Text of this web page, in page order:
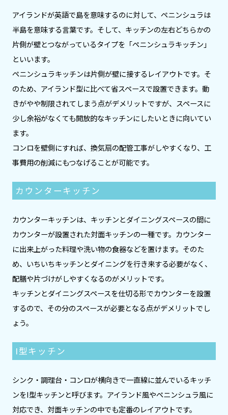
アイランドが英語で島を意味するのに対して、ペニンシュラは
半島を意味する言葉です。そして、キッチンの左右どちらかの
片側が壁とつながっているタイプを「ペニンシュラキッチン」
といいます。
ペニンシュラキッチンは片側が壁に接するレイアウトです。そ
のため、アイランド型に比べて省スペースで設置できます。動
きがやや制限されてしまう点がデメリットですが、スペースに
少し余裕がなくても開放的なキッチンにしたいときに向いてい
ます。
コンロを壁側にすれば、換気扇の配管工事がしやすくなり、工
事費用の削減にもつなげることが可能です。
カウンターキッチン
カウンターキッチンは、キッチンとダイニングスペースの間に
カウンターが設置された対面キッチンの一種です。カウンター
に出来上がった料理や洗い物の食器などを置けます。そのた
め、いちいちキッチンとダイニングを行き来する必要がなく、
配膳や片づけがしやすくなるのがメリットです。
キッチンとダイニングスペースを仕切る形でカウンターを設置
するので、その分のスペースが必要となる点がデメリットでし
ょう。
I型キッチン
シンク・調理台・コンロが横向きで一直線に並んでいるキッチ
ンをI型キッチンと呼びます。アイランド風やペニンシュラ風に
対応でき、対面キッチンの中でも定番のレイアウトです。